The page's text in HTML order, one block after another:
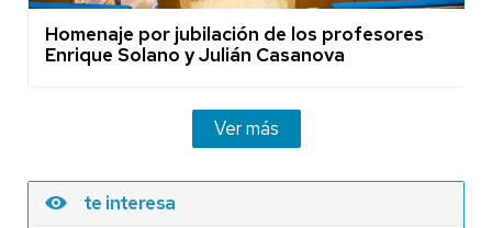
Homenaje por jubilación de los profesores
Enrique Solano y Julián Casanova
Ver más
te interesa